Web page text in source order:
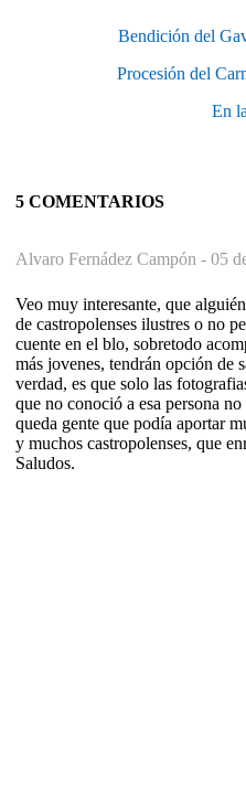
Bendición del
Procesión del
En
5 COMENTARIOS
Alvaro Fernádez Campón - 05
Veo muy interesante, que
de castropolenses ilustres o no
cuente en el blo, sobretodo
más jovenes, tendrán opción de
verdad, es que solo las
que no conoció a esa persona
queda gente que podía aportar
y muchos castropolenses, que
Saludos.